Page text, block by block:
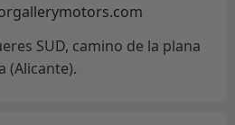
SUD, camino de la plana
(Alicante).